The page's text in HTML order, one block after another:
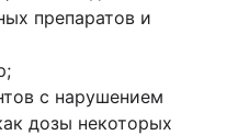
препаратов и
с нарушением
дозы некоторых